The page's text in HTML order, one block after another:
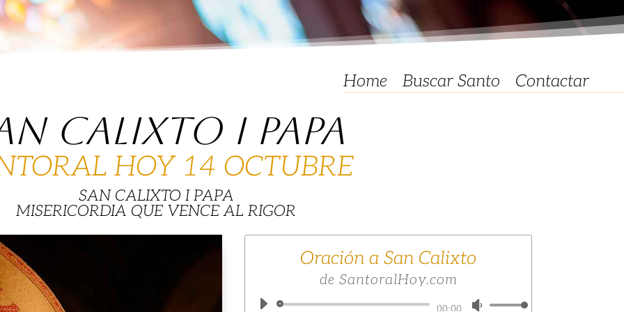
Home Buscar Santo Contactar
CALIXTO I PAPA
HOY 14 OCTUBRE
SAN CALIXTO I PAPA
MISERICORDIA QUE VENCE AL RIGOR
Oración a San Calixto
de SantoralHoy.com
Reproductor
00:00 Utiliza